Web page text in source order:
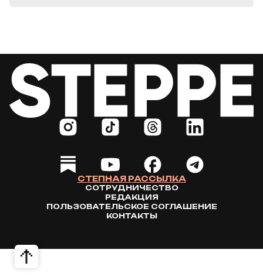
СТЕПНАЯ РАССЫЛКА
СОТРУДНИЧЕСТВО
РЕДАКЦИЯ
ПОЛЬЗОВАТЕЛЬСКОЕ СОГЛАШЕНИЕ
КОНТАКТЫ